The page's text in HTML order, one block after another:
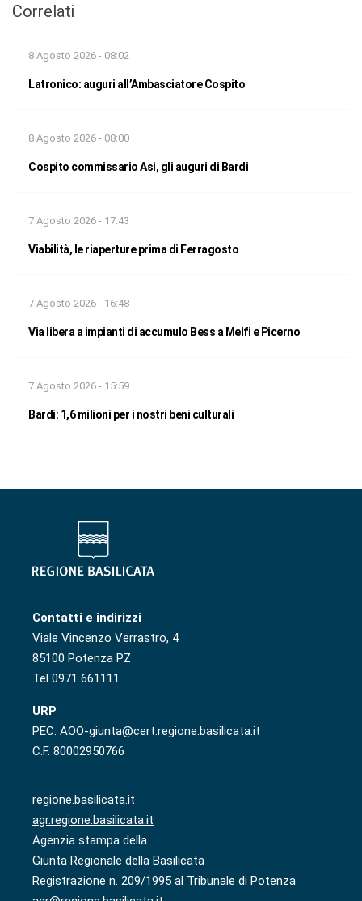
Correlati
8 Agosto 2026 - 08:02
Latronico: auguri all’Ambasciatore Cospito
8 Agosto 2026 - 08:00
Cospito commissario Asi, gli auguri di Bardi
7 Agosto 2026 - 17:43
Viabilità, le riaperture prima di Ferragosto
7 Agosto 2026 - 16:48
Via libera a impianti di accumulo Bess a Melfi e Picerno
7 Agosto 2026 - 15:59
Bardi: 1,6 milioni per i nostri beni culturali
Contatti e indirizzi
Viale Vincenzo Verrastro, 4
85100 Potenza PZ
Tel 0971 661111
URP
PEC: AOO-giunta@cert.regione.basilicata.it
C.F. 80002950766
regione.basilicata.it
agr.regione.basilicata.it
Agenzia stampa della
Giunta Regionale della Basilicata
Registrazione n. 209/1995 al Tribunale di Potenza